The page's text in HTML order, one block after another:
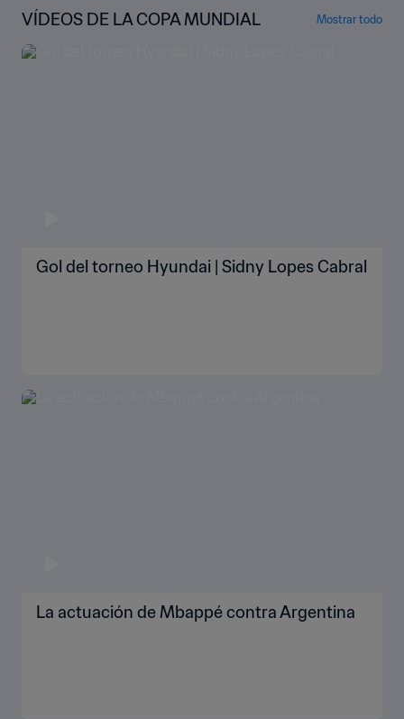
VÍDEOS DE LA COPA MUNDIAL Mostrar todo
Gol del torneo Hyundai | Sidny Lopes Cabral
La actuación de Mbappé contra Argentina